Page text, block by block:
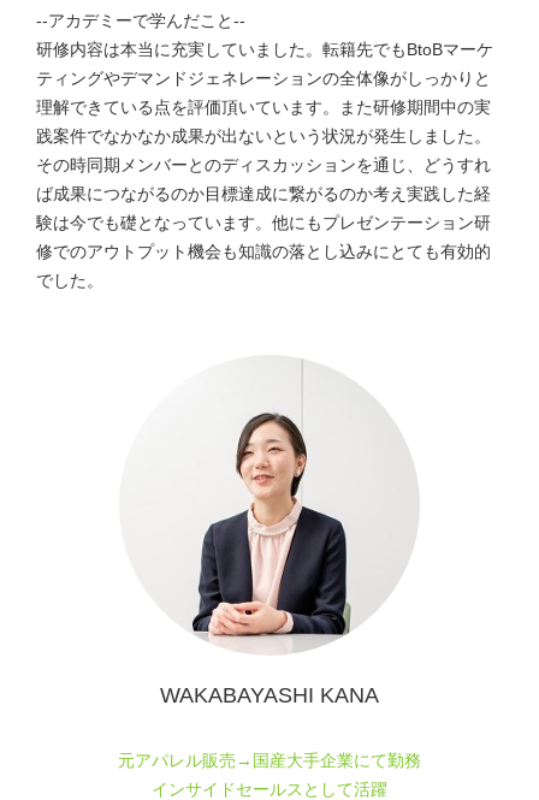
--アカデミーで学んだこと--
研修内容は本当に充実していました。転籍先でもBtoBマーケ
ティングやデマンドジェネレーションの全体像がしっかりと
理解できている点を評価頂いています。また研修期間中の実
践案件でなかなか成果が出ないという状況が発生しました。
その時同期メンバーとのディスカッションを通じ、どうすれ
ば成果につながるのか目標達成に繋がるのか考え実践した経
験は今でも礎となっています。他にもプレゼンテーション研
修でのアウトプット機会も知識の落とし込みにとても有効的
でした。
元アパレル販売→国産大手企業にて勤務
インサイドセールスとして活躍
WAKABAYASHI KANA